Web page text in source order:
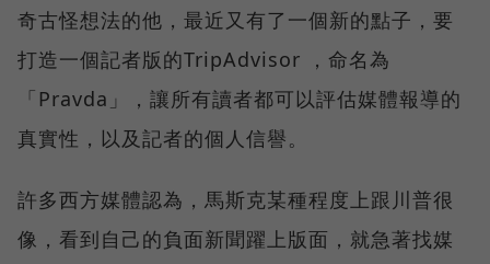
奇古怪想法的他，最近又有了一個新的點子，要
打造一個記者版的TripAdvisor ，命名為
「Pravda」，讓所有讀者都可以評估媒體報導的
真實性，以及記者的個人信譽。
許多西方媒體認為，馬斯克某種程度上跟川普很
像，看到自己的負面新聞躍上版面，就急著找媒